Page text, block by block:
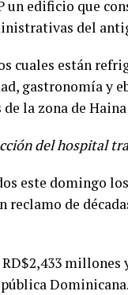
un edificio que
del
cuales están
gastronomía y
la zona de
del hospital
este domingo
de
millones
Dominicana.